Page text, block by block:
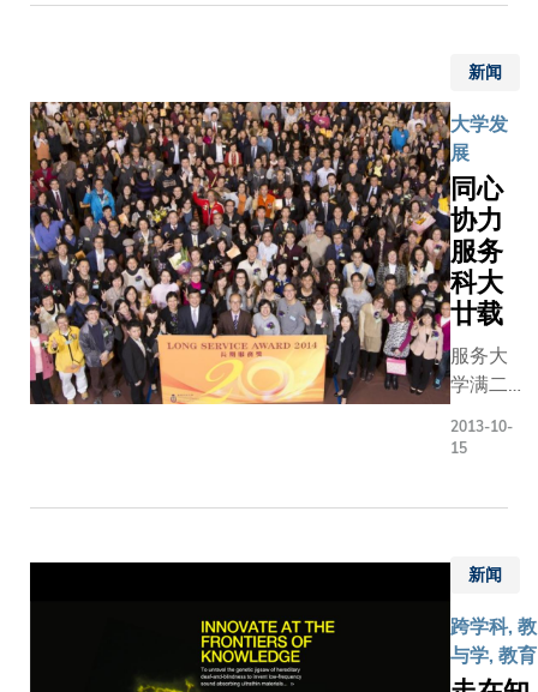
新闻
大学发
展
同心
协力
服务
科大
廿载
服务大
学满二
资深教
教职员
长期服
务奖颁
奖典礼
2013-10-
15
新闻
跨学科, 教
与学, 教育